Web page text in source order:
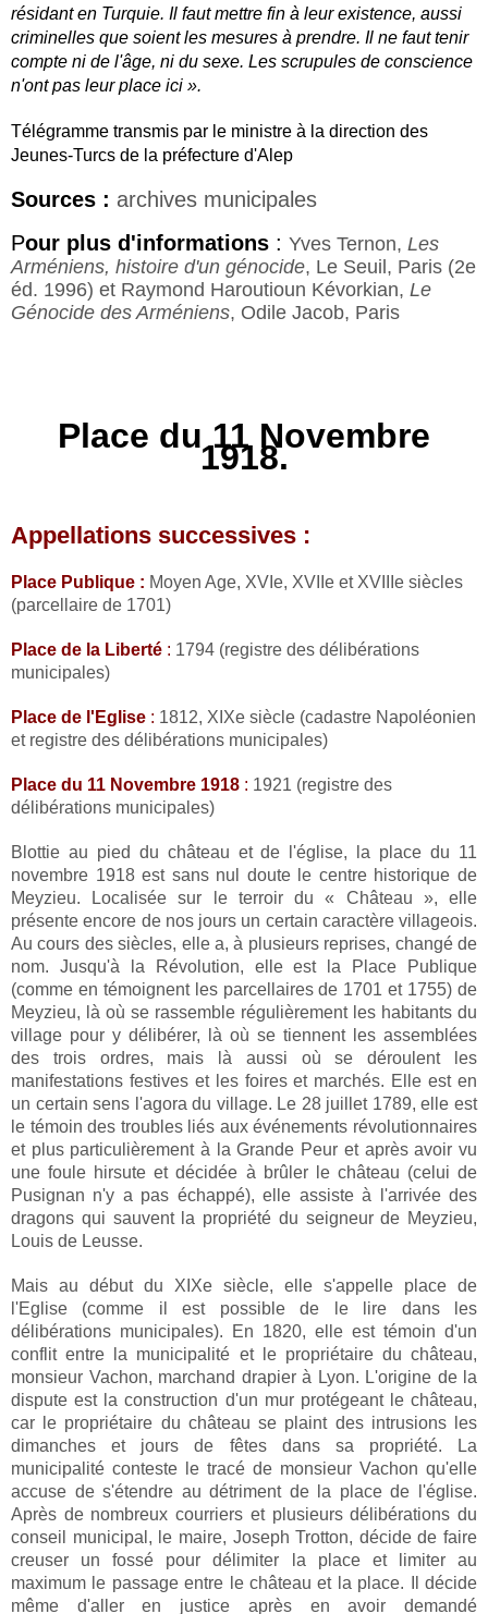
résidant en Turquie. Il faut mettre fin à leur existence, aussi
criminelles que soient les mesures à prendre. Il ne faut tenir
compte ni de l'âge, ni du sexe. Les scrupules de conscience
n'ont pas leur place ici ».
Télégramme transmis par le ministre à la direction des
Jeunes-Turcs de la préfecture d'Alep
Sources : archives municipales
Pour plus d'informations : Yves Ternon, Les
Arméniens, histoire d'un génocide, Le Seuil, Paris (2e
éd. 1996) et Raymond Haroutioun Kévorkian, Le
Génocide des Arméniens, Odile Jacob, Paris
Place du 11 Novembre
1918.
Appellations successives :
Place Publique : Moyen Age, XVIe, XVIIe et XVIIIe siècles
(parcellaire de 1701)
Place de la Liberté : 1794 (registre des délibérations
municipales)
Place de l'Eglise : 1812, XIXe siècle (cadastre Napoléonien
et registre des délibérations municipales)
Place du 11 Novembre 1918 : 1921 (registre des
délibérations municipales)
Blottie au pied du château et de l'église, la place du 11
novembre 1918 est sans nul doute le centre historique de
Meyzieu. Localisée sur le terroir du « Château », elle
présente encore de nos jours un certain caractère villageois.
Au cours des siècles, elle a, à plusieurs reprises, changé de
nom. Jusqu'à la Révolution, elle est la Place Publique
(comme en témoignent les parcellaires de 1701 et 1755) de
Meyzieu, là où se rassemble régulièrement les habitants du
village pour y délibérer, là où se tiennent les assemblées
des trois ordres, mais là aussi où se déroulent les
manifestations festives et les foires et marchés. Elle est en
un certain sens l'agora du village. Le 28 juillet 1789, elle est
le témoin des troubles liés aux événements révolutionnaires
et plus particulièrement à la Grande Peur et après avoir vu
une foule hirsute et décidée à brûler le château (celui de
Pusignan n'y a pas échappé), elle assiste à l'arrivée des
dragons qui sauvent la propriété du seigneur de Meyzieu,
Louis de Leusse.
Mais au début du XIXe siècle, elle s'appelle place de
l'Eglise (comme il est possible de le lire dans les
délibérations municipales). En 1820, elle est témoin d'un
conflit entre la municipalité et le propriétaire du château,
monsieur Vachon, marchand drapier à Lyon. L'origine de la
dispute est la construction d'un mur protégeant le château,
car le propriétaire du château se plaint des intrusions les
dimanches et jours de fêtes dans sa propriété. La
municipalité conteste le tracé de monsieur Vachon qu'elle
accuse de s'étendre au détriment de la place de l'église.
Après de nombreux courriers et plusieurs délibérations du
conseil municipal, le maire, Joseph Trotton, décide de faire
creuser un fossé pour délimiter la place et limiter au
maximum le passage entre le château et la place. Il décide
même d'aller en justice après en avoir demandé